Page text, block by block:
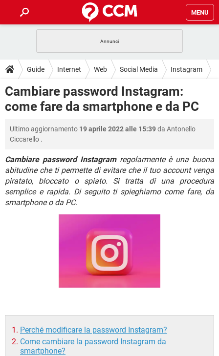
MENU
INTRATTENIMENTO ANDROID
iOS WINDOWS 10
INSTAGRAM WHATSAPP
HARDWARE
GUIDE
COVID-19
INTRATTENIMENTO ANDROID
WINDOWS 10
INSTAGRAM WHATSAPP
HARDWARE
DOWNLOAD
COVID-19 GAMING
iOS
INSTAGRAM WHATSAPP
TIKTOK FACEBOOK
HARDWARE
FORUM
COVID-19 GAMING
iOS WINDOWS 10
INSTAGRAM WHATSAPP
TIKTOK FACEBOOK
GLOSSARIO
COVID-19 GAMING
INTRATTENIMENTO ANDROID
iOS WINDOWS 10
INSTAGRAM
Guide Internet Web Social Media Instagram
Cambiare password Instagram:
come fare da smartphone e da PC
Ultimo aggiornamento 19 aprile 2022 alle 15:39da Antonello
Ciccarello .
Cambiare password Instagramregolarmente è una buona
abitudine che ti permette di evitare che il tuo account venga
piratato, bloccato o spiato. Si tratta di una procedura
semplice e rapida. Di seguito ti spieghiamo come fare, da
smartphone o da PC.
Perché modificare la password Instagram?
Come cambiare la password Instagram da
smartphone?